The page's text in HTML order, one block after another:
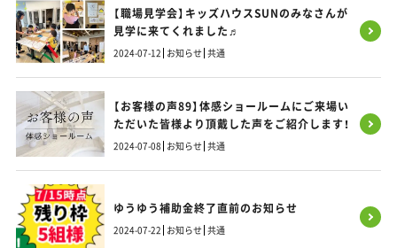
【職場見学会】キッズハウスSUNのみなさんが
見学に来てくれました♬
2024-07-12 お知らせ 共通
【お客様の声89】体感ショールームにご来場い
ただいた皆様より頂戴した声をご紹介します！
2024-07-08 お知らせ 共通
ゆうゆう補助金終了直前のお知らせ
2024-07-22 お知らせ 共通